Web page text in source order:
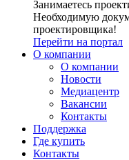
Занимаетесь
Необходимую
проектировщика!
Перейти на портал
О компании
О компании
Новости
Медиацентр
Вакансии
Контакты
Поддержка
Где купить
Контакты